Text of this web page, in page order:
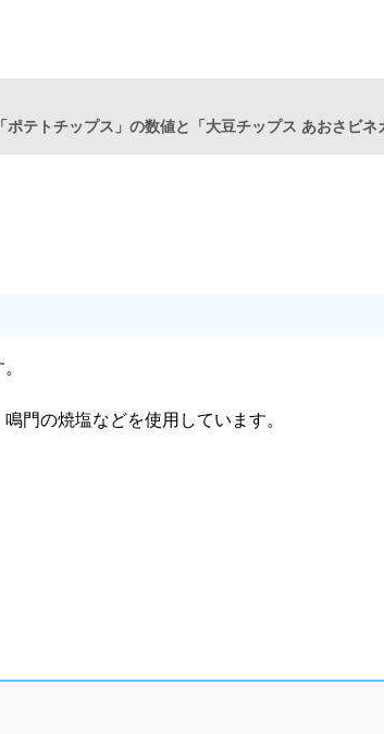
テトチップス」の数値と「大豆チップス あおさビネ
門の焼塩などを使用しています。